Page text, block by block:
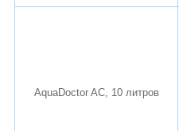
AquaDoctor AC, 10 литров